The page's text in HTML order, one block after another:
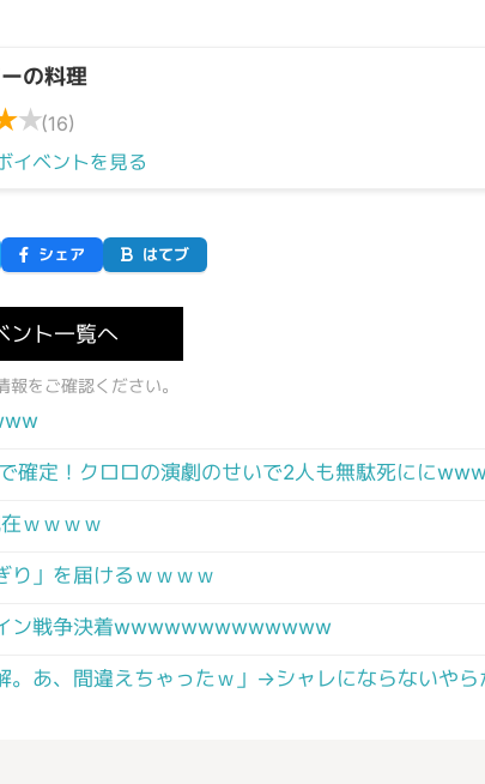
の料理
★(16)
イベントを見る
シェア はてブ
ント一覧へ
をご確認ください。
確定！クロロの演劇のせいで2人も無駄死にに
ｗｗｗｗ
り」を届けるｗｗｗｗ
ン戦争決着wwwwwwwwwwwww
。あ、間違えちゃったｗ」→シャレにならないや